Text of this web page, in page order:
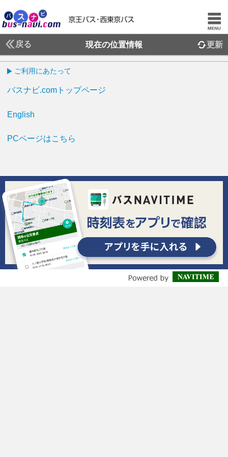
戻る 現在の位置情報 更新
ご利用にあたって
バスナビ.comトップページ
English
PCページはこちら